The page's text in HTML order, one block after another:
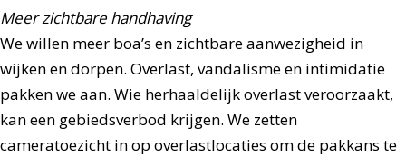
Meer zichtbare handhaving
We willen meer boa’s en zichtbare aanwezigheid in
wijken en dorpen. Overlast, vandalisme en intimidatie
pakken we aan. Wie herhaaldelijk overlast veroorzaakt,
kan een gebiedsverbod krijgen. We zetten
cameratoezicht in op overlastlocaties om de pakkans te